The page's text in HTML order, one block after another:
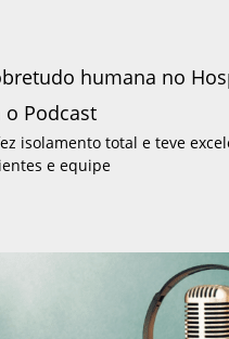
humana no
o Podcast
isolamento total e teve
e equipe